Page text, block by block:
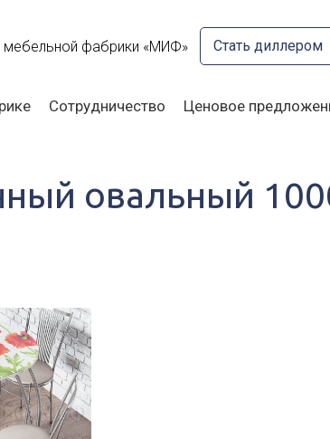
мебельной фабрики «МИФ» Стать диллером
Сотрудничество Ценовое
овальный